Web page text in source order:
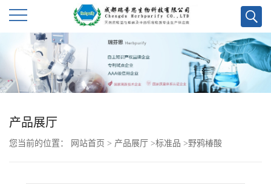
产品展厅
您当前的位置： 网站首页 > 产品展厅 >标准品 >野鸦椿酸